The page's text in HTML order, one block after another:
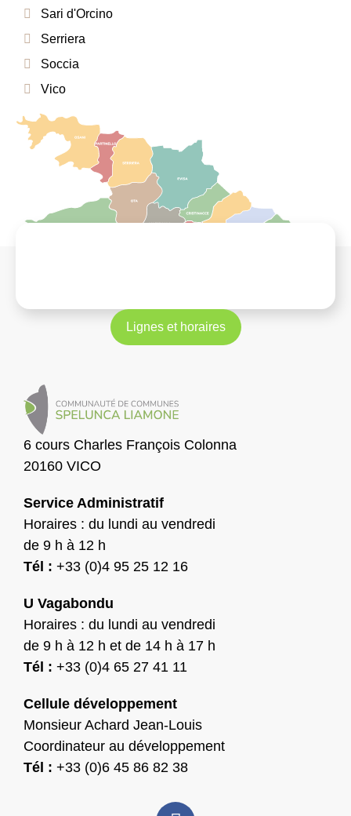
Sari d'Orcino
Serriera
Soccia
Vico
Lignes et horaires
6 cours Charles François Colonna
20160 VICO
Service Administratif
Horaires : du lundi au vendredi
de 9 h à 12 h
Tél : +33 (0)4 95 25 12 16
U Vagabondu
Horaires : du lundi au vendredi
de 9 h à 12 h et de 14 h à 17 h
Tél : +33 (0)4 65 27 41 11
Cellule développement
Monsieur Achard Jean-Louis
Coordinateur au développement
Tél : +33 (0)6 45 86 82 38